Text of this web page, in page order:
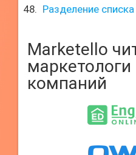
Разделение
Marketello
компаний